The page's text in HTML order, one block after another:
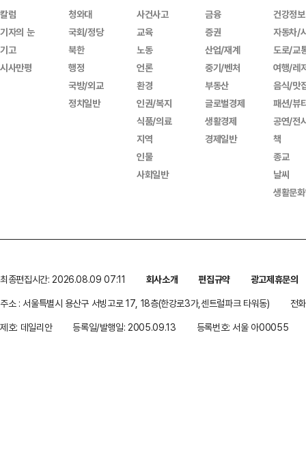
칼럼
기자의 눈
기고
시사만평
청와대
국회/정당
북한
행정
국방/외교
정치일반
사건사고
교육
노동
언론
환경
인권/복지
식품/의료
지역
인물
사회일반
금융
증권
산업/재계
중기/벤처
부동산
글로벌경제
생활경제
경제일반
건강정보
자동차/
도로/교
여행/레
음식/맛
패션/뷰
공연/전
책
종교
날씨
생활문
최종편집시간: 2026.08.09 07:11 회사소개 편집규약
광고제휴문의
주소 : 서울특별시 용산구 서빙고로 17, 18층(한강로3가,센트럴파크 타워동)
전
제호: 데일리안
등록일/발행일: 2005.09.13 등록번호: 서울 아00055